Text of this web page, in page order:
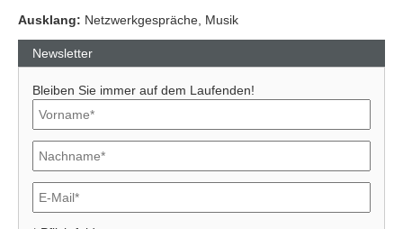
Ausklang: Netzwerkgespräche, Musik
Newsletter
Bleiben Sie immer auf dem Laufenden!